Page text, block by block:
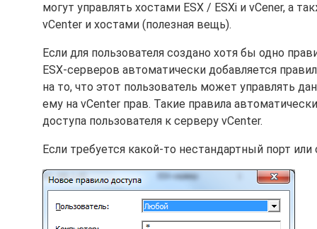
могут управлять хостами ESX / ESXi и vCener, а
vCenter и хостами (полезная вещь).
Если для пользователя создано хотя бы одно
ESX-серверов автоматически добавляется
на то, что этот пользователь может управлять
ему на vCenter прав. Такие правила
доступа пользователя к серверу vCenter.
Если требуется какой-то нестандартный порт